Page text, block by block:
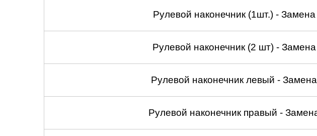
Рулевой наконечник (1шт.) - Замена
Рулевой наконечник (2 шт) - Замена
Рулевой наконечник левый - Замена
Рулевой наконечник правый -